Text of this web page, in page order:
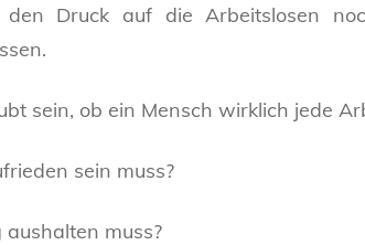
den Druck auf die Arbeitslosen
sein, ob ein Mensch wirklich jede
sein muss?
muss?